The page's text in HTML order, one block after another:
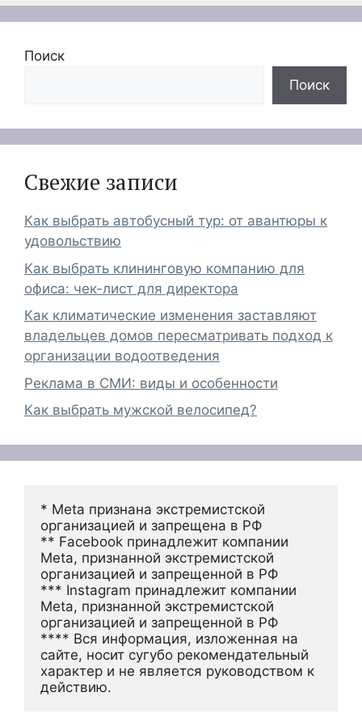
Поиск
Поиск
Свежие записи
Как выбрать автобусный тур: от авантюры к
удовольствию
Как выбрать клининговую компанию для
офиса: чек-лист для директора
Как климатические изменения заставляют
владельцев домов пересматривать подход к
организации водоотведения
Реклама в СМИ: виды и особенности
Как выбрать мужской велосипед?
* Meta признана экстремистской
организацией и запрещена в РФ
** Facebook принадлежит компании
Meta, признанной экстремистской
организацией и запрещенной в РФ
*** Instagram принадлежит компании
Meta, признанной экстремистской
организацией и запрещенной в РФ
**** Вся информация, изложенная на
сайте, носит сугубо рекомендательный
характер и не является руководством к
действию.